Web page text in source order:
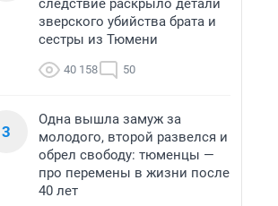
следствие раскрыло детали
зверского убийства брата и
сестры из Тюмени
40 158 50
3
Одна вышла замуж за
молодого, второй развелся и
обрел свободу: тюменцы —
про перемены в жизни после
40 лет